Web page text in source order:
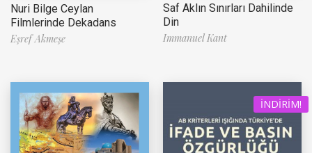
Nuri Bilge Ceylan
Filmlerinde Dekadans
Eşref Akmeşe
Saf Aklın Sınırları Dahilinde
Din
Immanuel Kant
İNDIRIM!